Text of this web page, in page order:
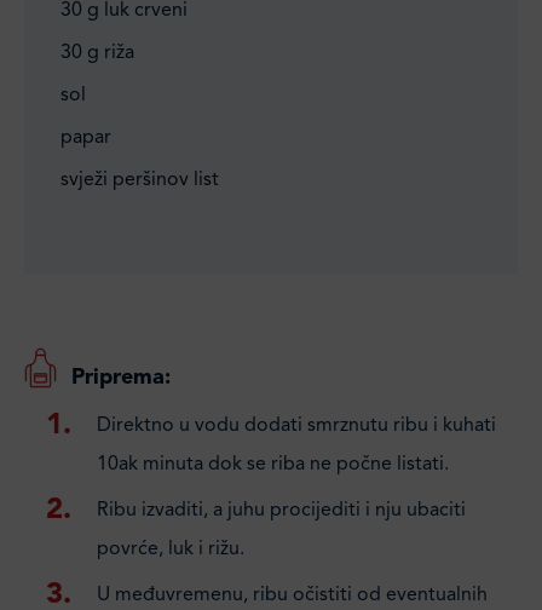
30 g luk crveni
30 g riža
sol
papar
svježi peršinov list
Priprema:
Direktno u vodu dodati smrznutu ribu i kuhati
10ak minuta dok se riba ne počne listati.
Ribu izvaditi, a juhu procijediti i nju ubaciti
povrće, luk i rižu.
U međuvremenu, ribu očistiti od eventualnih